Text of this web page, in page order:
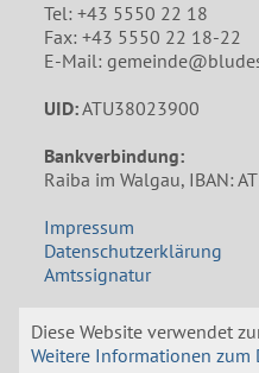
Diese Website verwendet
Weitere Informationen zum
Tel: +43 5550 22 18
Fax: +43 5550 22 18-22
E-Mail:
UID:ATU38023900
Bankverbindung:
Raiba im Walgau, IBAN:
Impressum
Datenschutzerklärung
Amtssignatur
Öffnungszeiten